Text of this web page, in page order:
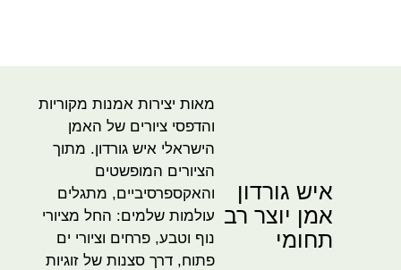
איש גורדון
אמן יוצר רב
תחומי
מאות יצירות אמנות מקוריות
והדפסי ציורים של האמן
הישראלי איש גורדון. מתוך
הציורים המופשטים
והאקספרסיביים, מתגלים
עולמות שלמים: החל מציורי
נוף וטבע, פרחים וציורי ים
פתוח, דרך סצנות של זוגיות